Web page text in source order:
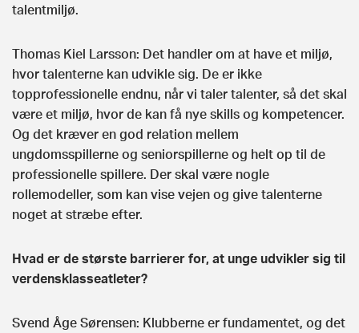
talentmiljø.
Thomas Kiel Larsson: Det handler om at have et miljø,
hvor talenterne kan udvikle sig. De er ikke
topprofessionelle endnu, når vi taler talenter, så det skal
være et miljø, hvor de kan få nye skills og kompetencer.
Og det kræver en god relation mellem
ungdomsspillerne og seniorspillerne og helt op til de
professionelle spillere. Der skal være nogle
rollemodeller, som kan vise vejen og give talenterne
noget at stræbe efter.
Hvad er de største barrierer for, at unge udvikler sig til
verdensklasseatleter?
Svend Åge Sørensen: Klubberne er fundamentet, og det